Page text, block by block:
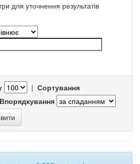
для уточнення результатів
| Сортування
Впорядкування